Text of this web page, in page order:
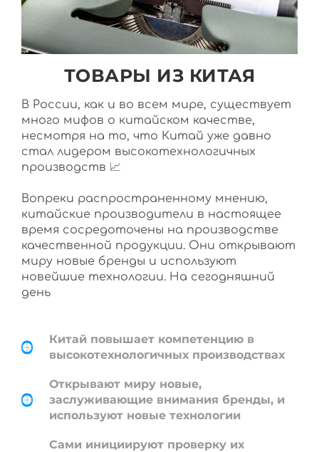
ТОВАРЫ ИЗ КИТАЯ
В России, как и во всем мире, существует
много мифов о китайском качестве,
несмотря на то, что Китай уже давно
стал лидером высокотехнологичных
производств 📈
Вопреки распространенному мнению,
китайские производители в настоящее
время сосредоточены на производстве
качественной продукции. Они открывают
миру новые бренды и используют
новейшие технологии. На сегодняшний
день
Китай повышает компетенцию в
высокотехнологичных производствах
Открывают миру новые,
заслуживающие внимания бренды, и
используют новые технологии
Сами инициируют проверку их